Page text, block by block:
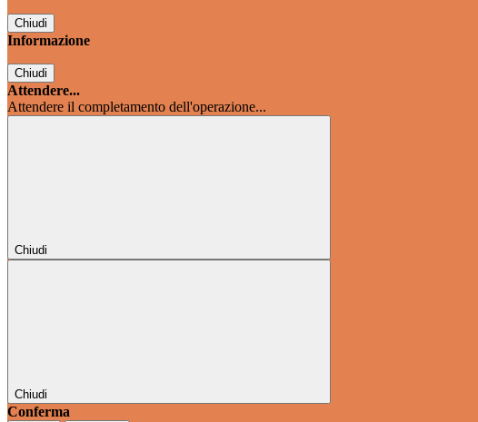
Chiudi
Informazione
Chiudi
Attendere...
Attendere il completamento dell'operazione...
Chiudi
Chiudi
Conferma